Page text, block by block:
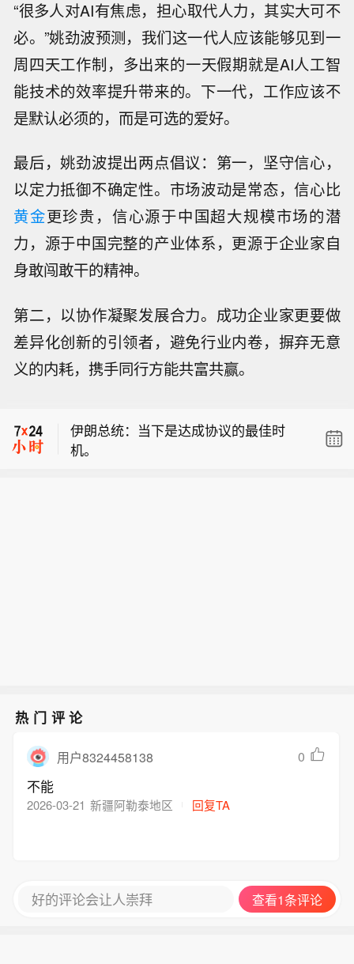
“很多人对AI有焦虑，担心取代人力，其实大可不
必。”姚劲波预测，我们这一代人应该能够见到一
周四天工作制，多出来的一天假期就是AI人工智
能技术的效率提升带来的。下一代，工作应该不
是默认必须的，而是可选的爱好。
最后，姚劲波提出两点倡议：第一，坚守信心，
以定力抵御不确定性。市场波动是常态，信心比
黄金更珍贵，信心源于中国超大规模市场的潜
力，源于中国完整的产业体系，更源于企业家自
身敢闯敢干的精神。
第二，以协作凝聚发展合力。成功企业家更要做
差异化创新的引领者，避免行业内卷，摒弃无意
义的内耗，携手同行方能共富共赢。
伊朗总统：在这种既非战争也非和平的
局面下，经济状况是我最为关切的问
伊朗总统：当下是达成协议的最佳时
机。
热门评论
用户8324458138 0
不能
2026-03-21 新疆阿勒泰地区 回复TA
好的评论会让人崇拜 查看1条评论